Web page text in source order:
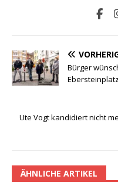
Bürger
Ebersteinplatz
Ute Vogt kandidiert nicht
ÄHNLICHE ARTIKEL